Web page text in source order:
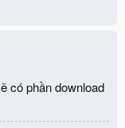
có phần download